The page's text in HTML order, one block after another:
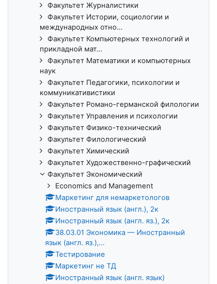
Факультет Журналистики
Факультет Истории, социологии и
международных отно...
Факультет Компьютерных технологий и
прикладной мат...
Факультет Математики и компьютерных
наук
Факультет Педагогики, психологии и
коммуникативистики
Факультет Романо-германской филологии
Факультет Управления и психологии
Факультет Физико-технический
Факультет Филологический
Факультет Химический
Факультет Художественно-графический
Факультет Экономический
Economics and Management
Маркетинг для немаркетологов
Иностранный язык (англ.), 2к
Иностранный язык (англ. яз.), 2к
38.03.01 Экономика — Иностранный
язык (англ. яз.),...
Тестирование
Маркетинг не ТД
Иностранный язык (англ. язык)